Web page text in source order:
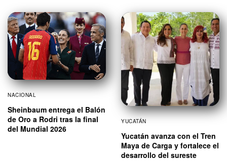
NACIONAL
Sheinbaum entrega el Balón
de Oro a Rodri tras la final
del Mundial 2026
YUCATÁN
Yucatán avanza con el Tren
Maya de Carga y fortalece el
desarrollo del sureste